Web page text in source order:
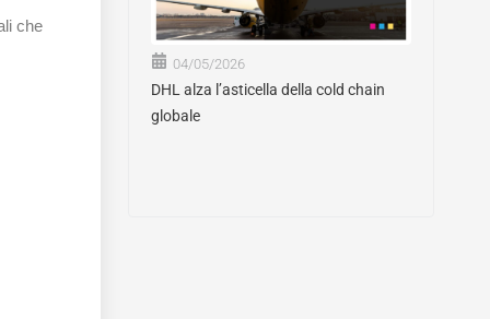
che
04/05/2026
DHL alza l’asticella della cold chain
globale